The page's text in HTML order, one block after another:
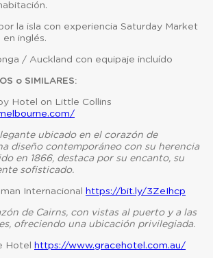
la isla con experiencia Saturday Market
en inglés.
/ Auckland con equipaje incluído
o SIMILARES:
Hotel on Little Collins
ubicado en el corazón de
diseño contemporáneo con su herencia
en 1866, destaca por su encanto, su
sofisticado.
Internacional https://bit.ly/3ZeIhcp
de Cairns, con vistas al puerto y a las
ofreciendo una ubicación privilegiada.
Hotel https://www.gracehotel.com.au/